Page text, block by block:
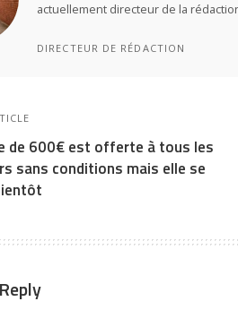
actuellement directeur de la
DIRECTEUR DE RÉDACTION
de 600€ est offerte à tous les
sans conditions mais elle se